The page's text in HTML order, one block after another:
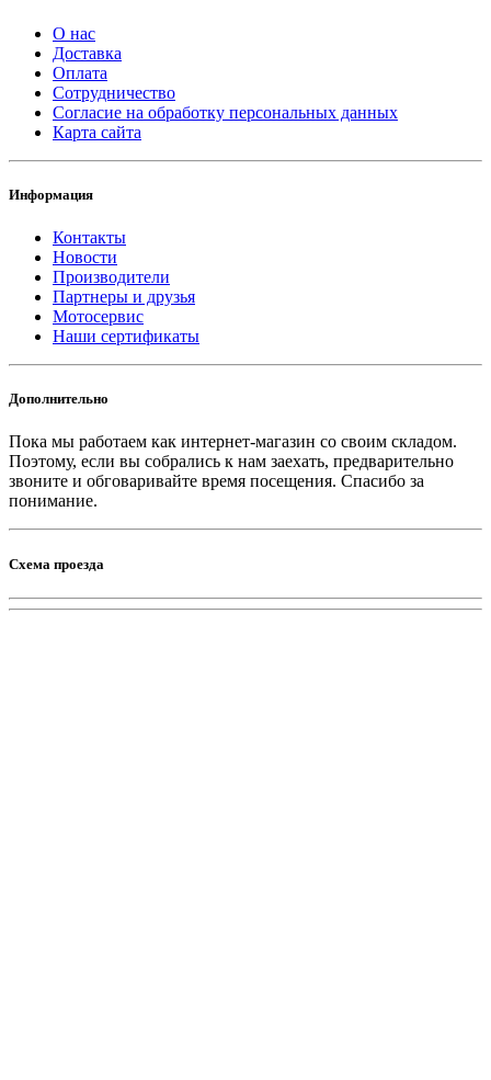
О нас
Доставка
Оплата
Сотрудничество
Согласие на обработку персональных данных
Карта сайта
Информация
Контакты
Новости
Производители
Партнеры и друзья
Мотосервис
Наши сертификаты
Дополнительно
Пока мы работаем как интернет-магазин со своим складом.
Поэтому, если вы собрались к нам заехать, предварительно
звоните и обговаривайте время посещения. Спасибо за
понимание.
Схема проезда